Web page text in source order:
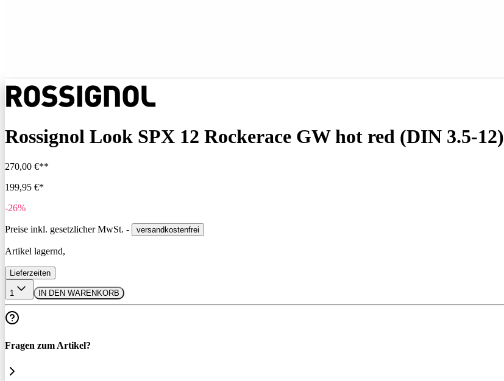
Rossignol Look SPX 12 Rockerace GW hot red (DIN 3.5-12)
270,00 €**
199,95 €*
-26%
Preise inkl. gesetzlicher MwSt. - versandkostenfrei
Artikel lagernd,
Lieferzeiten
1 IN DEN WARENKORB
Fragen zum Artikel?